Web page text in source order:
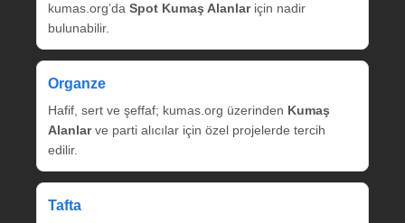
kumas.org’da Spot Kumaş Alanlariçin nadir
bulunabilir.
Organze
Hafif, sert ve şeffaf; kumas.org üzerinden Kumaş
Alanlarve parti alıcılar için özel projelerde tercih
edilir.
Tafta